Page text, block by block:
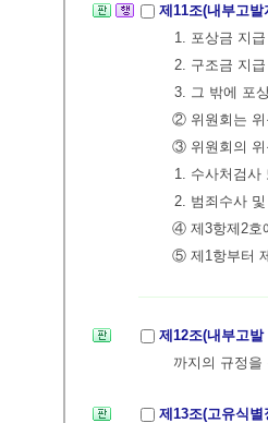
제11조(내부고
1. 포상금 지
2. 구조금 지
3. 그 밖에 포
② 위원회는 위
③ 위원회의 위
1. 수사처검사
2. 범죄수사
④ 제3항제2호
⑤ 제1항부터
제12조(내부고
까지의 규정을
제13조(고유식